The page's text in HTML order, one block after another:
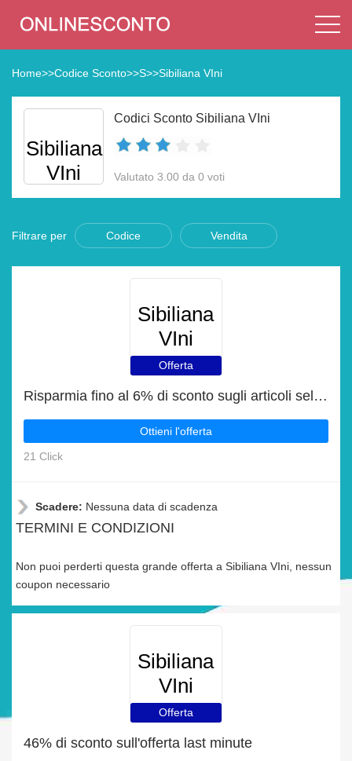
Home>>Codice Sconto>>S>>Sibiliana VIni
Sibiliana
VIni
Codici Sconto Sibiliana VIni
Valutato 3.00 da 0 voti
Filtrare per Codice Vendita
Sibiliana
VIni
Offerta
Risparmia fino al 6% di sconto sugli articoli selezionati
Ottieni l'offerta
21 Click
Scadere: Nessuna data di scadenza
TERMINI E CONDIZIONI
Non puoi perderti questa grande offerta a Sibiliana VIni, nessun
coupon necessario
Sibiliana
VIni
Offerta
46% di sconto sull'offerta last minute